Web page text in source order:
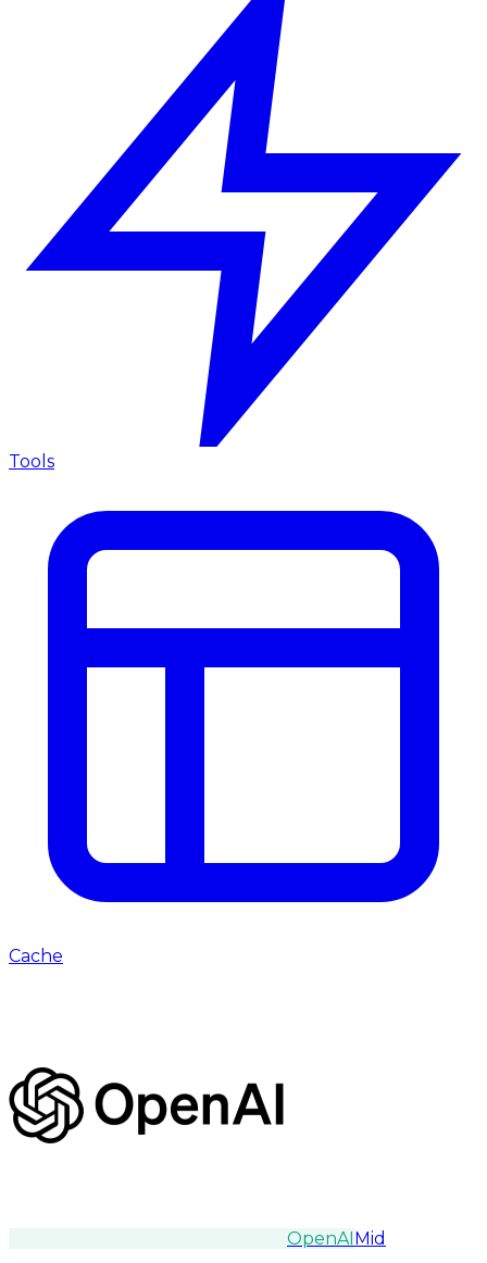
Tools
Cache
OpenAIMid